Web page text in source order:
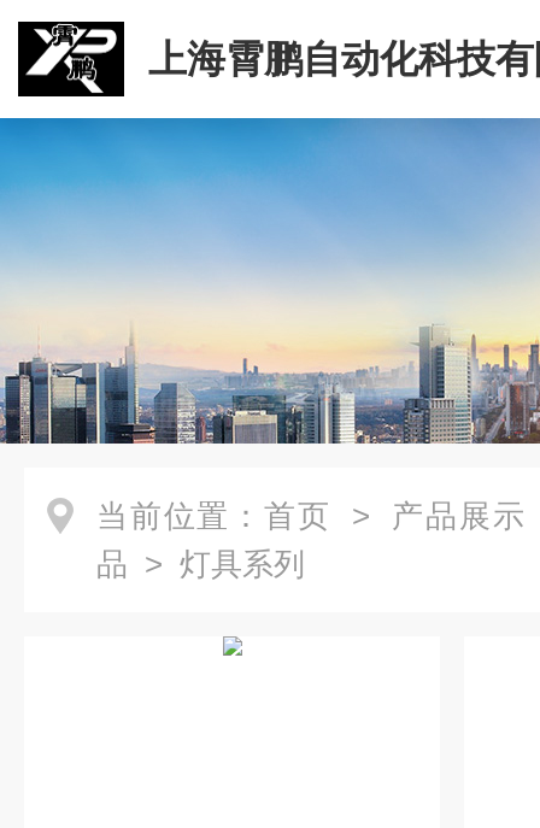
上海霄鹏自动化科技
当前位置： 首页 > 产品展示
品 > 灯具系列